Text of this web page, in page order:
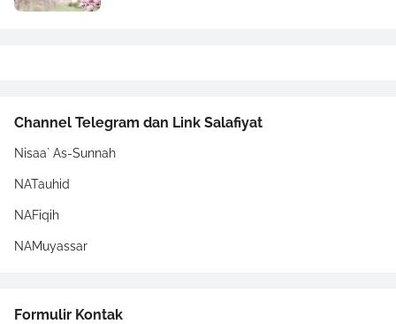
Channel Telegram dan Link Salafiyat
Nisaa` As-Sunnah
NATauhid
NAFiqih
NAMuyassar
Formulir Kontak